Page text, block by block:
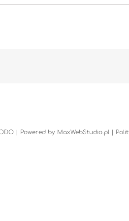
| Powered by MaxWebStudio.pl |